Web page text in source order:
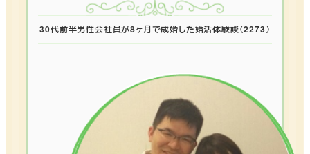
30代前半男性会社員が8ヶ月で成婚した婚活体験談（2273）